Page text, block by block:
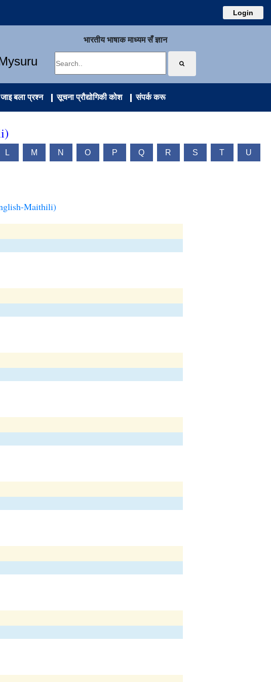
Login
भारतीय भाषाक माध्यम सँ ज्ञान
बला प्रश्न सूचना प्रौद्योगिकी कोश संपर्क करू
L M N O P Q R S T U
Maithili)